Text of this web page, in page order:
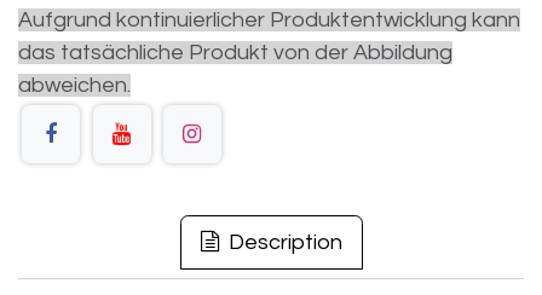
Aufgrund kontinuierlicher Produktentwicklung kann
das tatsächliche Produkt von der Abbildung
abweichen.
Description